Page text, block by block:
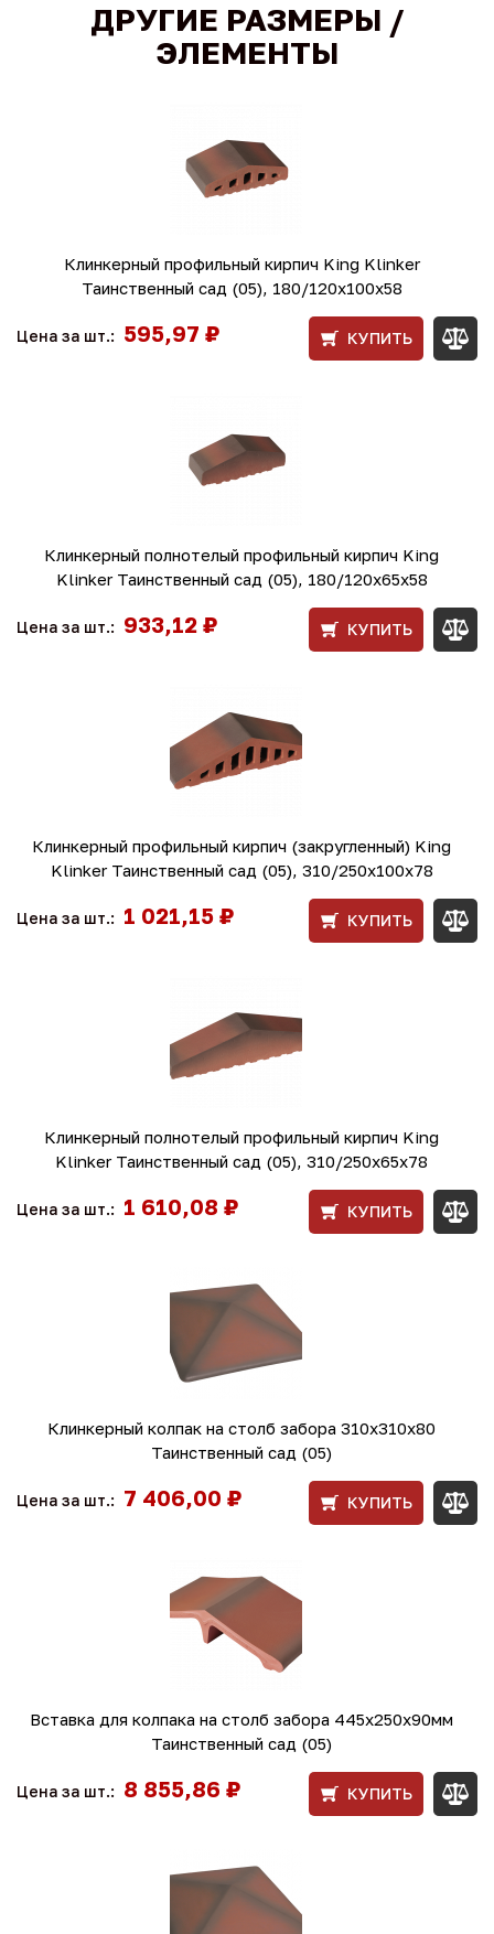
ДРУГИЕ РАЗМЕРЫ /
ЭЛЕМЕНТЫ
Клинкерный профильный кирпич King Klinker
Таинственный сад (05), 180/120x100x58
Цена за шт.: 595,97 ₽ КУПИТЬ
Клинкерный полнотелый профильный кирпич King
Klinker Таинственный сад (05), 180/120x65x58
Цена за шт.: 933,12 ₽ КУПИТЬ
Клинкерный профильный кирпич (закругленный) King
Klinker Таинственный сад (05), 310/250x100x78
Цена за шт.: 1 021,15 ₽ КУПИТЬ
Клинкерный полнотелый профильный кирпич King
Klinker Таинственный сад (05), 310/250x65x78
Цена за шт.: 1 610,08 ₽ КУПИТЬ
Клинкерный колпак на столб забора 310х310х80
Таинственный сад (05)
Цена за шт.: 7 406,00 ₽ КУПИТЬ
Вставка для колпака на столб забора 445x250x90мм
Таинственный сад (05)
Цена за шт.: 8 855,86 ₽ КУПИТЬ